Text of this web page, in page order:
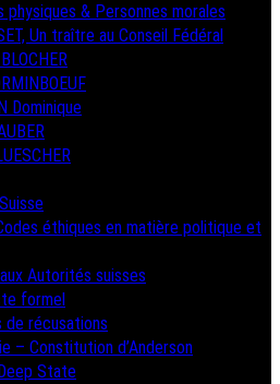
physiques & Personnes morales
Un traître au Conseil Fédéral
Dominique
éthiques en matière politique et
Autorités suisses
formel
de récusations
– Constitution d’Anderson
State